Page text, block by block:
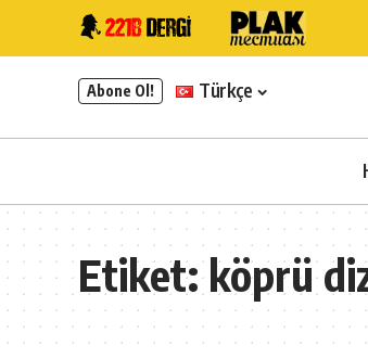
Abone Ol! Türkçe
Etiket:köprü